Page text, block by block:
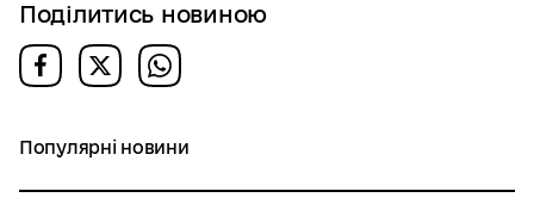
Поділитись новиною
Популярні новини